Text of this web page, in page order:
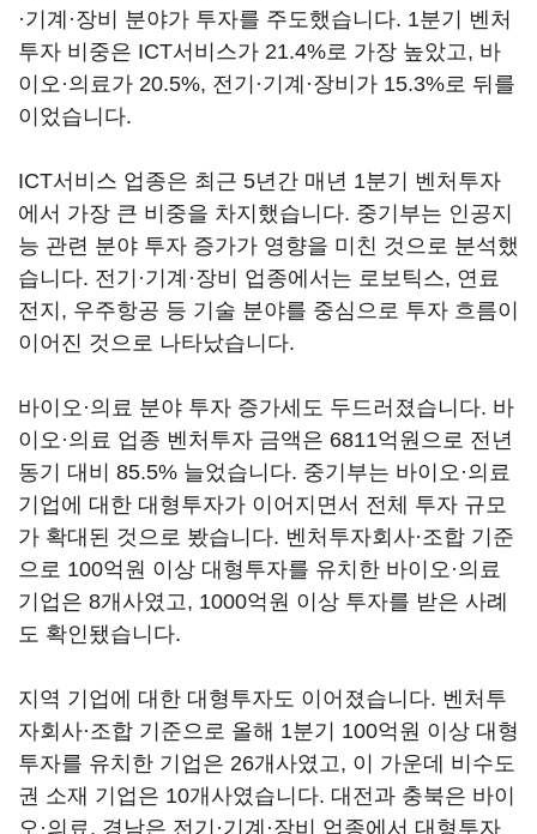
·기계·장비 분야가 투자를 주도했습니다. 1분기 벤처
투자 비중은 ICT서비스가 21.4%로 가장 높았고, 바
이오·의료가 20.5%, 전기·기계·장비가 15.3%로 뒤를
이었습니다.
ICT서비스 업종은 최근 5년간 매년 1분기 벤처투자
에서 가장 큰 비중을 차지했습니다. 중기부는 인공지
능 관련 분야 투자 증가가 영향을 미친 것으로 분석했
습니다. 전기·기계·장비 업종에서는 로보틱스, 연료
전지, 우주항공 등 기술 분야를 중심으로 투자 흐름이
이어진 것으로 나타났습니다.
바이오·의료 분야 투자 증가세도 두드러졌습니다. 바
이오·의료 업종 벤처투자 금액은 6811억원으로 전년
동기 대비 85.5% 늘었습니다. 중기부는 바이오·의료
기업에 대한 대형투자가 이어지면서 전체 투자 규모
가 확대된 것으로 봤습니다. 벤처투자회사·조합 기준
으로 100억원 이상 대형투자를 유치한 바이오·의료
기업은 8개사였고, 1000억원 이상 투자를 받은 사례
도 확인됐습니다.
지역 기업에 대한 대형투자도 이어졌습니다. 벤처투
자회사·조합 기준으로 올해 1분기 100억원 이상 대형
투자를 유치한 기업은 26개사였고, 이 가운데 비수도
권 소재 기업은 10개사였습니다. 대전과 충북은 바이
오·의료, 경남은 전기·기계·장비 업종에서 대형투자